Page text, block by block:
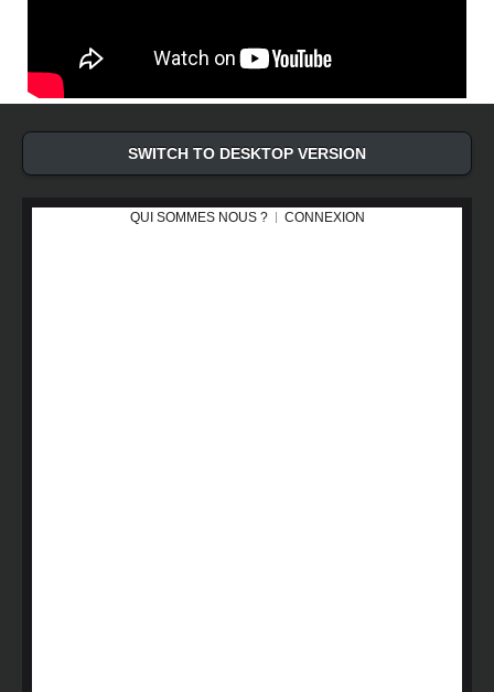
SWITCH TO DESKTOP VERSION
QUI SOMMES NOUS ? CONNEXION